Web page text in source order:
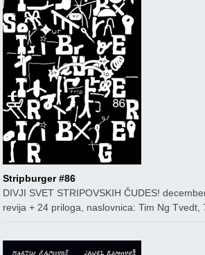
Stripburger #86
DIVJI SVET STRIPOVSKIH ČUDES!
revija + 24 priloga, naslovnica: Tim Ng Tvedt,